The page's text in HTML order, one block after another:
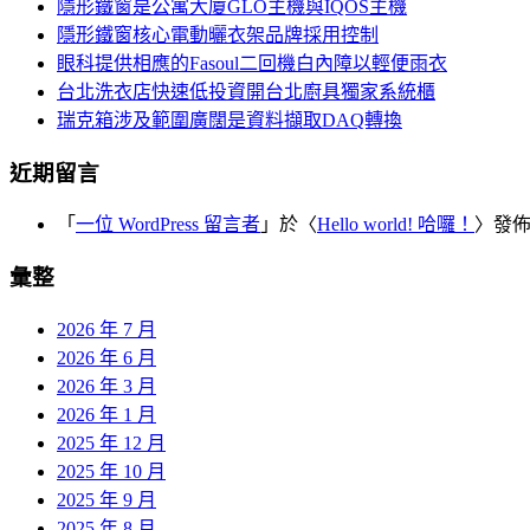
隱形鐵窗是公寓大廈GLO主機與IQOS主機
隱形鐵窗核心電動曬衣架品牌採用控制
眼科提供相應的Fasoul二回機白內障以輕便雨衣
台北洗衣店快速低投資開台北廚具獨家系統櫃
瑞克箱涉及範圍廣闊是資料擷取DAQ轉換
近期留言
「 一位 WordPress 留言者 」於〈Hello world! 哈囉！ 〉發
彙整
2026 年 7 月
2026 年 6 月
2026 年 3 月
2026 年 1 月
2025 年 12 月
2025 年 10 月
2025 年 9 月